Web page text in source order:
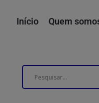
Início Quem